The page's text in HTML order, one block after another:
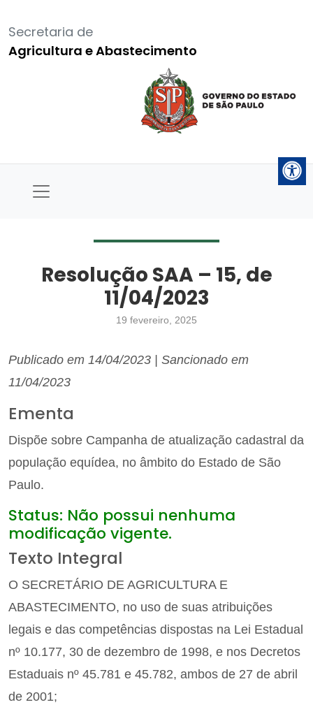
Secretaria de
Agricultura e Abastecimento
Resolução SAA – 15, de
11/04/2023
19 fevereiro, 2025
Publicado em 14/04/2023 | Sancionado em
11/04/2023
Ementa
Dispõe sobre Campanha de atualização cadastral da
população equídea, no âmbito do Estado de São
Paulo.
Status: Não possui nenhuma
modificação vigente.
Texto Integral
O SECRETÁRIO DE AGRICULTURA E
ABASTECIMENTO, no uso de suas atribuições
legais e das competências dispostas na Lei Estadual
nº 10.177, 30 de dezembro de 1998, e nos Decretos
Estaduais nº 45.781 e 45.782, ambos de 27 de abril
de 2001;